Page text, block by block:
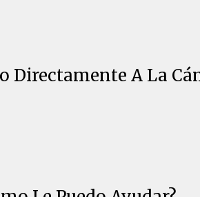
Directamente A La